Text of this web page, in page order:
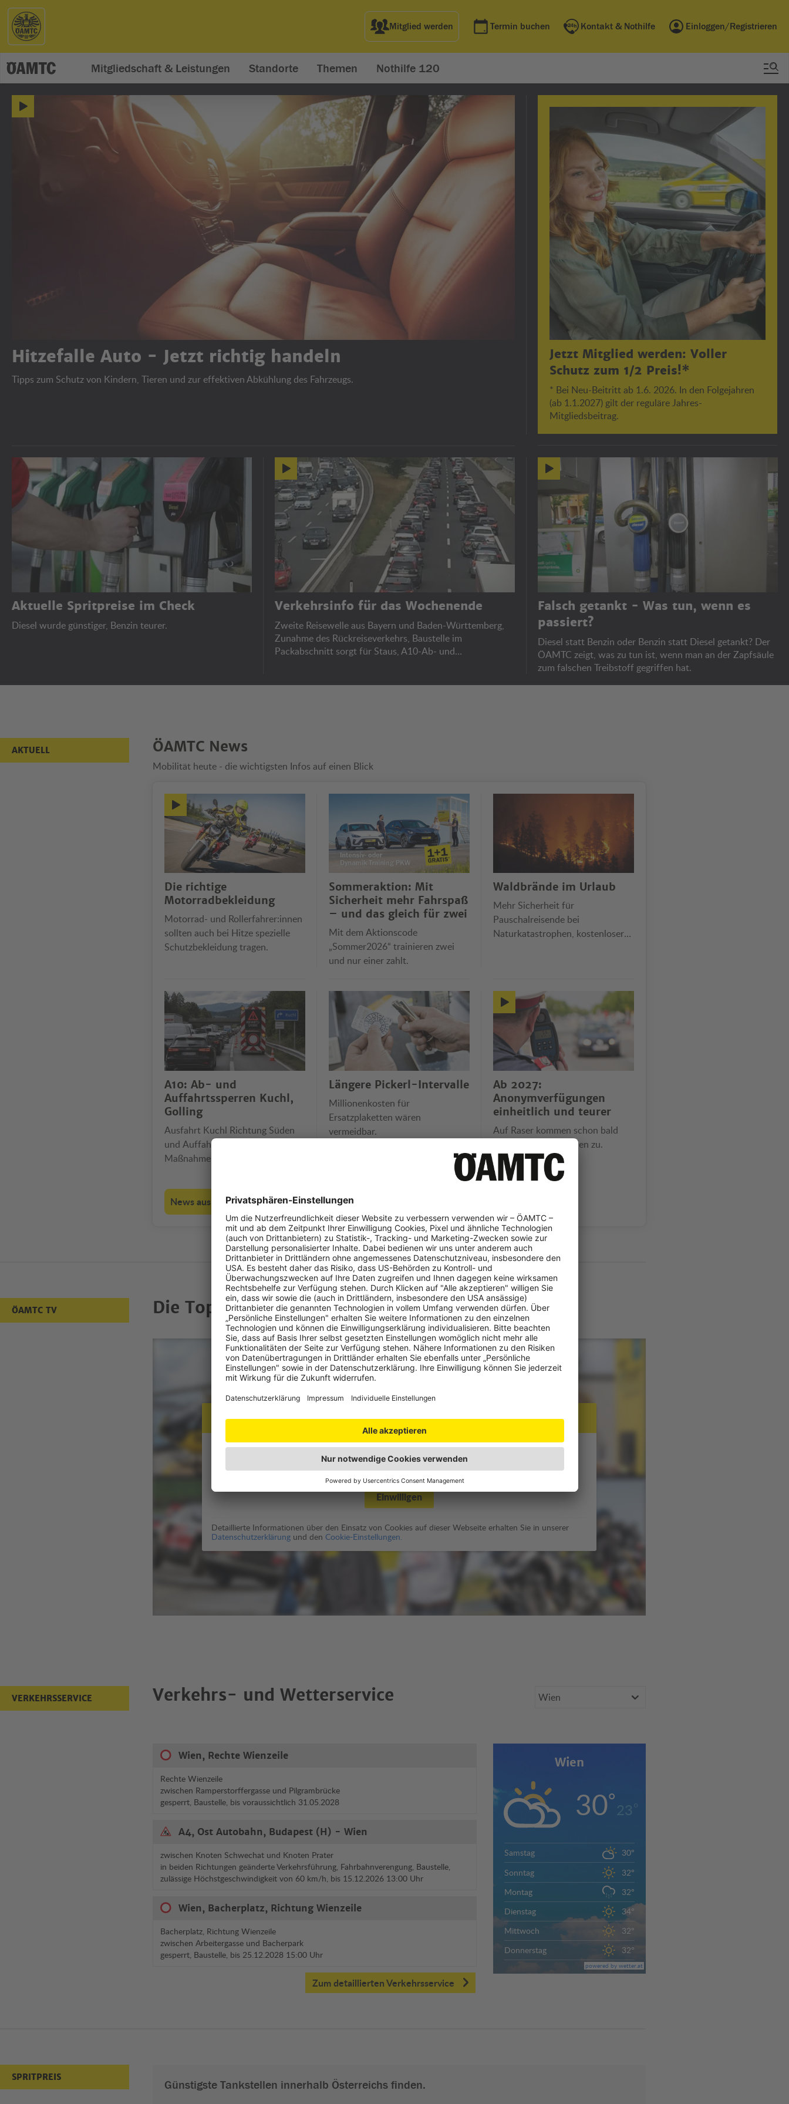
Mitglied werden Termin buchen Kontakt & Nothilfe Einloggen/Registrieren
Mitgliedschaft & Leistungen Standorte Themen Nothilfe 120
ÖAMTC
Hitzefalle Auto - Jetzt richtig handeln
Tipps zum Schutz von Kindern, Tieren und zur effektiven Abkühlung des Fahrzeugs.
Jetzt Mitglied werden: Voller
Schutz zum 1/2 Preis!*
* Bei Neu-Beitritt ab 1.6. 2026. In den Folgejahren
(ab 1.1.2027) gilt der reguläre Jahres-
Mitgliedsbeitrag.
Aktuelle Spritpreise im Check
Diesel wurde günstiger, Benzin teurer.
Verkehrsinfo für das Wochenende
Zweite Reisewelle aus Bayern und Baden-Württemberg,
Zunahme des Rückreiseverkehrs, Baustelle im
Packabschnitt sorgt für Staus, A10-Ab- und
Falsch getankt - Was tun, wenn es
passiert?
Diesel statt Benzin oder Benzin statt Diesel getankt? Der
ÖAMTC zeigt, was zu tun ist, wenn man an der Zapfsäule
zum falschen Treibstoff gegriffen hat.
AKTUELL Aktuell
ÖAMTC News
Mobilität heute - die wichtigsten Infos auf einen Blick
Die richtige
Motorradbekleidung
Motorrad- und Rollerfahrer:innen
sollten auch bei Hitze spezielle
Schutzbekleidung tragen.
Sommeraktion: Mit
Sicherheit mehr Fahrspaß
– und das gleich für zwei
Mit dem Aktionscode
„Sommer2026“ trainieren zwei
und nur einer zahlt.
Waldbrände im Urlaub
Mehr Sicherheit für
Pauschalreisende bei
Naturkatastrophen, kostenloser
A10: Ab- und
Auffahrtssperren Kuchl,
Golling
Ausfahrt Kuchl Richtung Süden
und Auffahrten Golling betroffen,
Maßnahme gilt auch für
Längere Pickerl-Intervalle
Millionenkosten für
Ersatzplaketten wären
vermeidbar.
Ab 2027:
Anonymverfügungen
einheitlich und teurer
Auf Raser kommen schon bald
spürbar höhere Strafen zu.
News aus den Bundesländern
ÖAMTC TV Die Top-Videos der Woche
Datenschutz
Zur Anzeige des Video-Players benötigen wir Ihre Einwilligung.
Für die Ausspielung wird eine moderne HTML5 Video Player Lösung namens
genutzt (Datenschutzbestimmungen von JW Player).
Einwilligen
Detaillierte Informationen über den Einsatz von Cookies auf dieser Webseite erhalten Sie in unserer
Datenschutzerklärung und den Cookie-Einstellungen.
VERKEHRSSERVICE Verkehrs- und Wetterservice Bundesland
Wien, Rechte Wienzeile
Rechte Wienzeile
zwischen Ramperstorffergasse und Pilgrambrücke
gesperrt, Baustelle, bis voraussichtlich 31.05.2028
A4, Ost Autobahn, Budapest (H) - Wien
zwischen Knoten Schwechat und Knoten Prater
in beiden Richtungen geänderte Verkehrsführung, Fahrbahnverengung, Baustelle,
zulässige Höchstgeschwindigkeit von 60 km/h, bis 15.12.2026 13:00 Uhr
Wien, Bacherplatz, Richtung Wienzeile
Bacherplatz, Richtung Wienzeile
zwischen Arbeitergasse und Bacherpark
gesperrt, Baustelle, bis 25.12.2028 15:00 Uhr
Zum detaillierten Verkehrsservice
Wien
30°23°
Samstag
30°
Sonntag
32°
Montag
32°
Dienstag
34°
Mittwoch
32°
Donnerstag
32°
powered by wetter.at
SPRITPREIS